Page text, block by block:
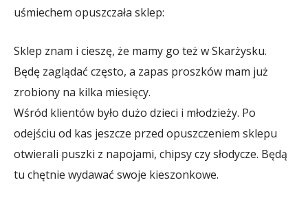
uśmiechem opuszczała sklep:
Sklep znam i cieszę, że mamy go też w Skarżysku.
Będę zaglądać często, a zapas proszków mam już
zrobiony na kilka miesięcy.
Wśród klientów było dużo dzieci i młodzieży. Po
odejściu od kas jeszcze przed opuszczeniem sklepu
otwierali puszki z napojami, chipsy czy słodycze. Będą
tu chętnie wydawać swoje kieszonkowe.